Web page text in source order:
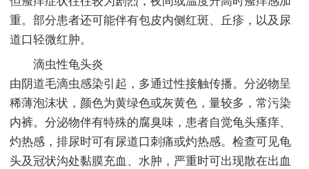
重。部分患者还可能伴有包皮内侧红斑、丘疹，以及尿
道口轻微红肿。
滴虫性龟头炎
由阴道毛滴虫感染引起，多通过性接触传播。分泌物呈
稀薄泡沫状，颜色为黄绿色或灰黄色，量较多，常污染
内裤。分泌物伴有特殊的腐臭味，患者自觉龟头瘙痒、
灼热感，排尿时可有尿道口刺痛或灼热感。检查可见龟
头及冠状沟处黏膜充血、水肿，严重时可出现散在出血